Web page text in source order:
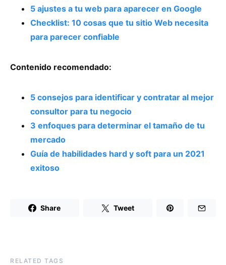
5 ajustes a tu web para aparecer en Google
Checklist: 10 cosas que tu sitio Web necesita
para parecer confiable
Contenido recomendado:
5 consejos para identificar y contratar al mejor
consultor para tu negocio
3 enfoques para determinar el tamaño de tu
mercado
Guía de habilidades hard y soft para un 2021
exitoso
Share Tweet
RELATED TAGS